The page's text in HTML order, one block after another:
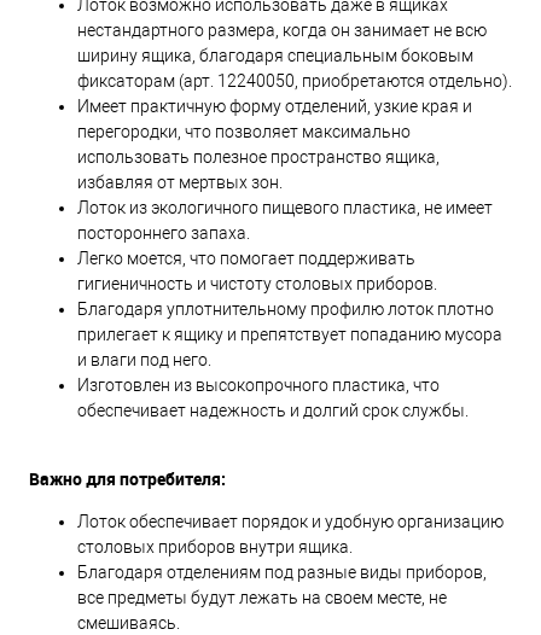
Лоток возможно использовать даже в ящиках
нестандартного размера, когда он занимает не всю
ширину ящика, благодаря специальным боковым
фиксаторам (арт. 12240050, приобретаются отдельно).
Имеет практичную форму отделений, узкие края и
перегородки, что позволяет максимально
использовать полезное пространство ящика,
избавляя от мертвых зон.
Лоток из экологичного пищевого пластика, не имеет
постороннего запаха.
Легко моется, что помогает поддерживать
гигиеничность и чистоту столовых приборов.
Благодаря уплотнительному профилю лоток плотно
прилегает к ящику и препятствует попаданию мусора
и влаги под него.
Изготовлен из высокопрочного пластика, что
обеспечивает надежность и долгий срок службы.
Важно для потребителя:
Лоток обеспечивает порядок и удобную организацию
столовых приборов внутри ящика.
Благодаря отделениям под разные виды приборов,
все предметы будут лежать на своем месте, не
смешиваясь.